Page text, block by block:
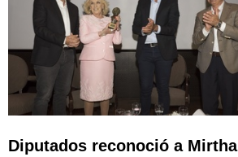
Diputados reconoció a Mirtha